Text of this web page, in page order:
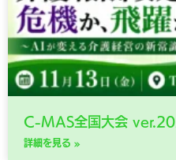
C-MAS全国大会
詳細を見る »